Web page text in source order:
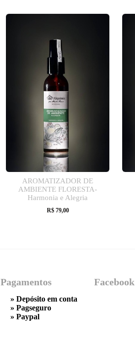
AROMATIZADOR DE
AMBIENTE FLORESTA-
Harmonia e Alegria
R$ 79,00
Pagamentos
» Depósito em conta
» Pagseguro
» Paypal
Facebook